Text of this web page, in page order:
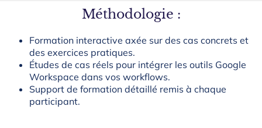
Méthodologie :
Formation interactive axée sur des cas concrets et
des exercices pratiques.
Études de cas réels pour intégrer les outils Google
Workspace dans vos workflows.
Support de formation détaillé remis à chaque
participant.